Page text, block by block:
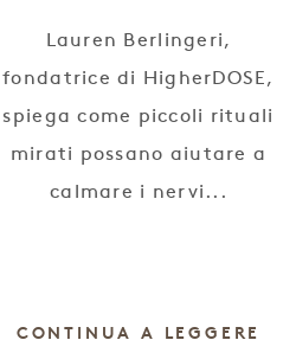
Lauren Berlingeri,
fondatrice di HigherDOSE,
spiega come piccoli rituali
mirati possano aiutare a
calmare i nervi...
CONTINUA A LEGGERE